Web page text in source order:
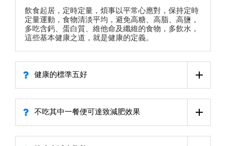
飲食起居，定時定量，煩事以平常心應對，保持定時
定量運動，食物清淡平均，避免高糖、高脂、高鹽，
多吃含鈣、蛋白質、維他命及纖維的食物，多飲水，
這些基本健康之道，就是健康的定義。
健康的標準五好
不吃其中一餐便可達致減肥效果